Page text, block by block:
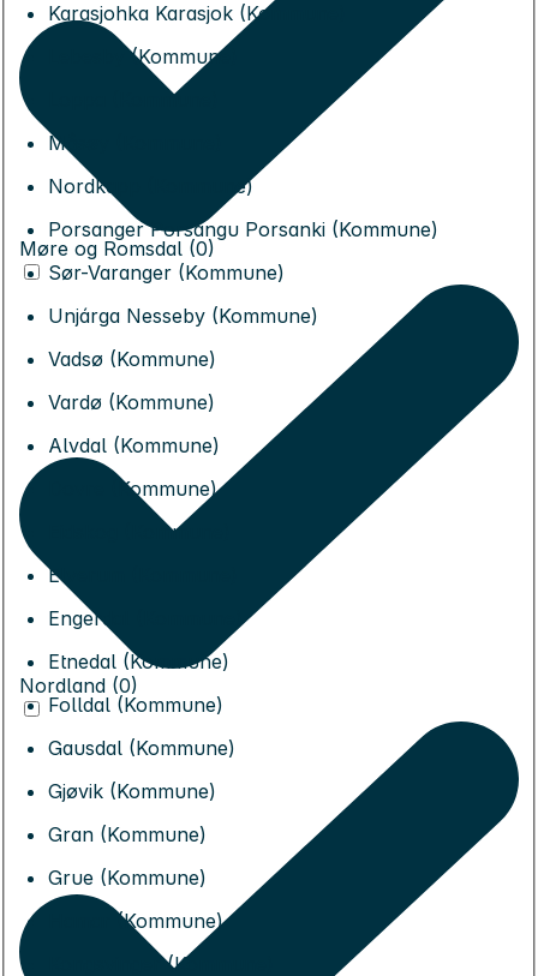
Karasjohka Karasjok (Kommune)
Lebesby (Kommune)
Loppa (Kommune)
Måsøy (Kommune)
Nordkapp (Kommune)
Porsanger Porsángu Porsanki (Kommune)
Sør-Varanger (Kommune)
Unjárga Nesseby (Kommune)
Vadsø (Kommune)
Vardø (Kommune)
Alvdal (Kommune)
Dovre (Kommune)
Eidskog (Kommune)
Elverum (Kommune)
Engerdal (Kommune)
Etnedal (Kommune)
Folldal (Kommune)
Gausdal (Kommune)
Gjøvik (Kommune)
Gran (Kommune)
Grue (Kommune)
Hamar (Kommune)
Kongsvinger (Kommune)
Møre og Romsdal (0)
Nordland (0)